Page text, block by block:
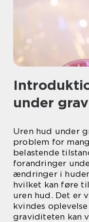
under
Uren hud under
problem for
belastende
forandringer
ændringer i
hvilket kan føre
uren hud. Det er
kvindes
graviditeten kan